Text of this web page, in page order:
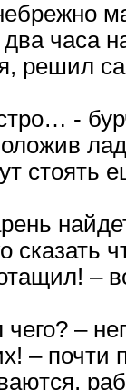
часа
решил
-
стоять
сказать
–
–
–